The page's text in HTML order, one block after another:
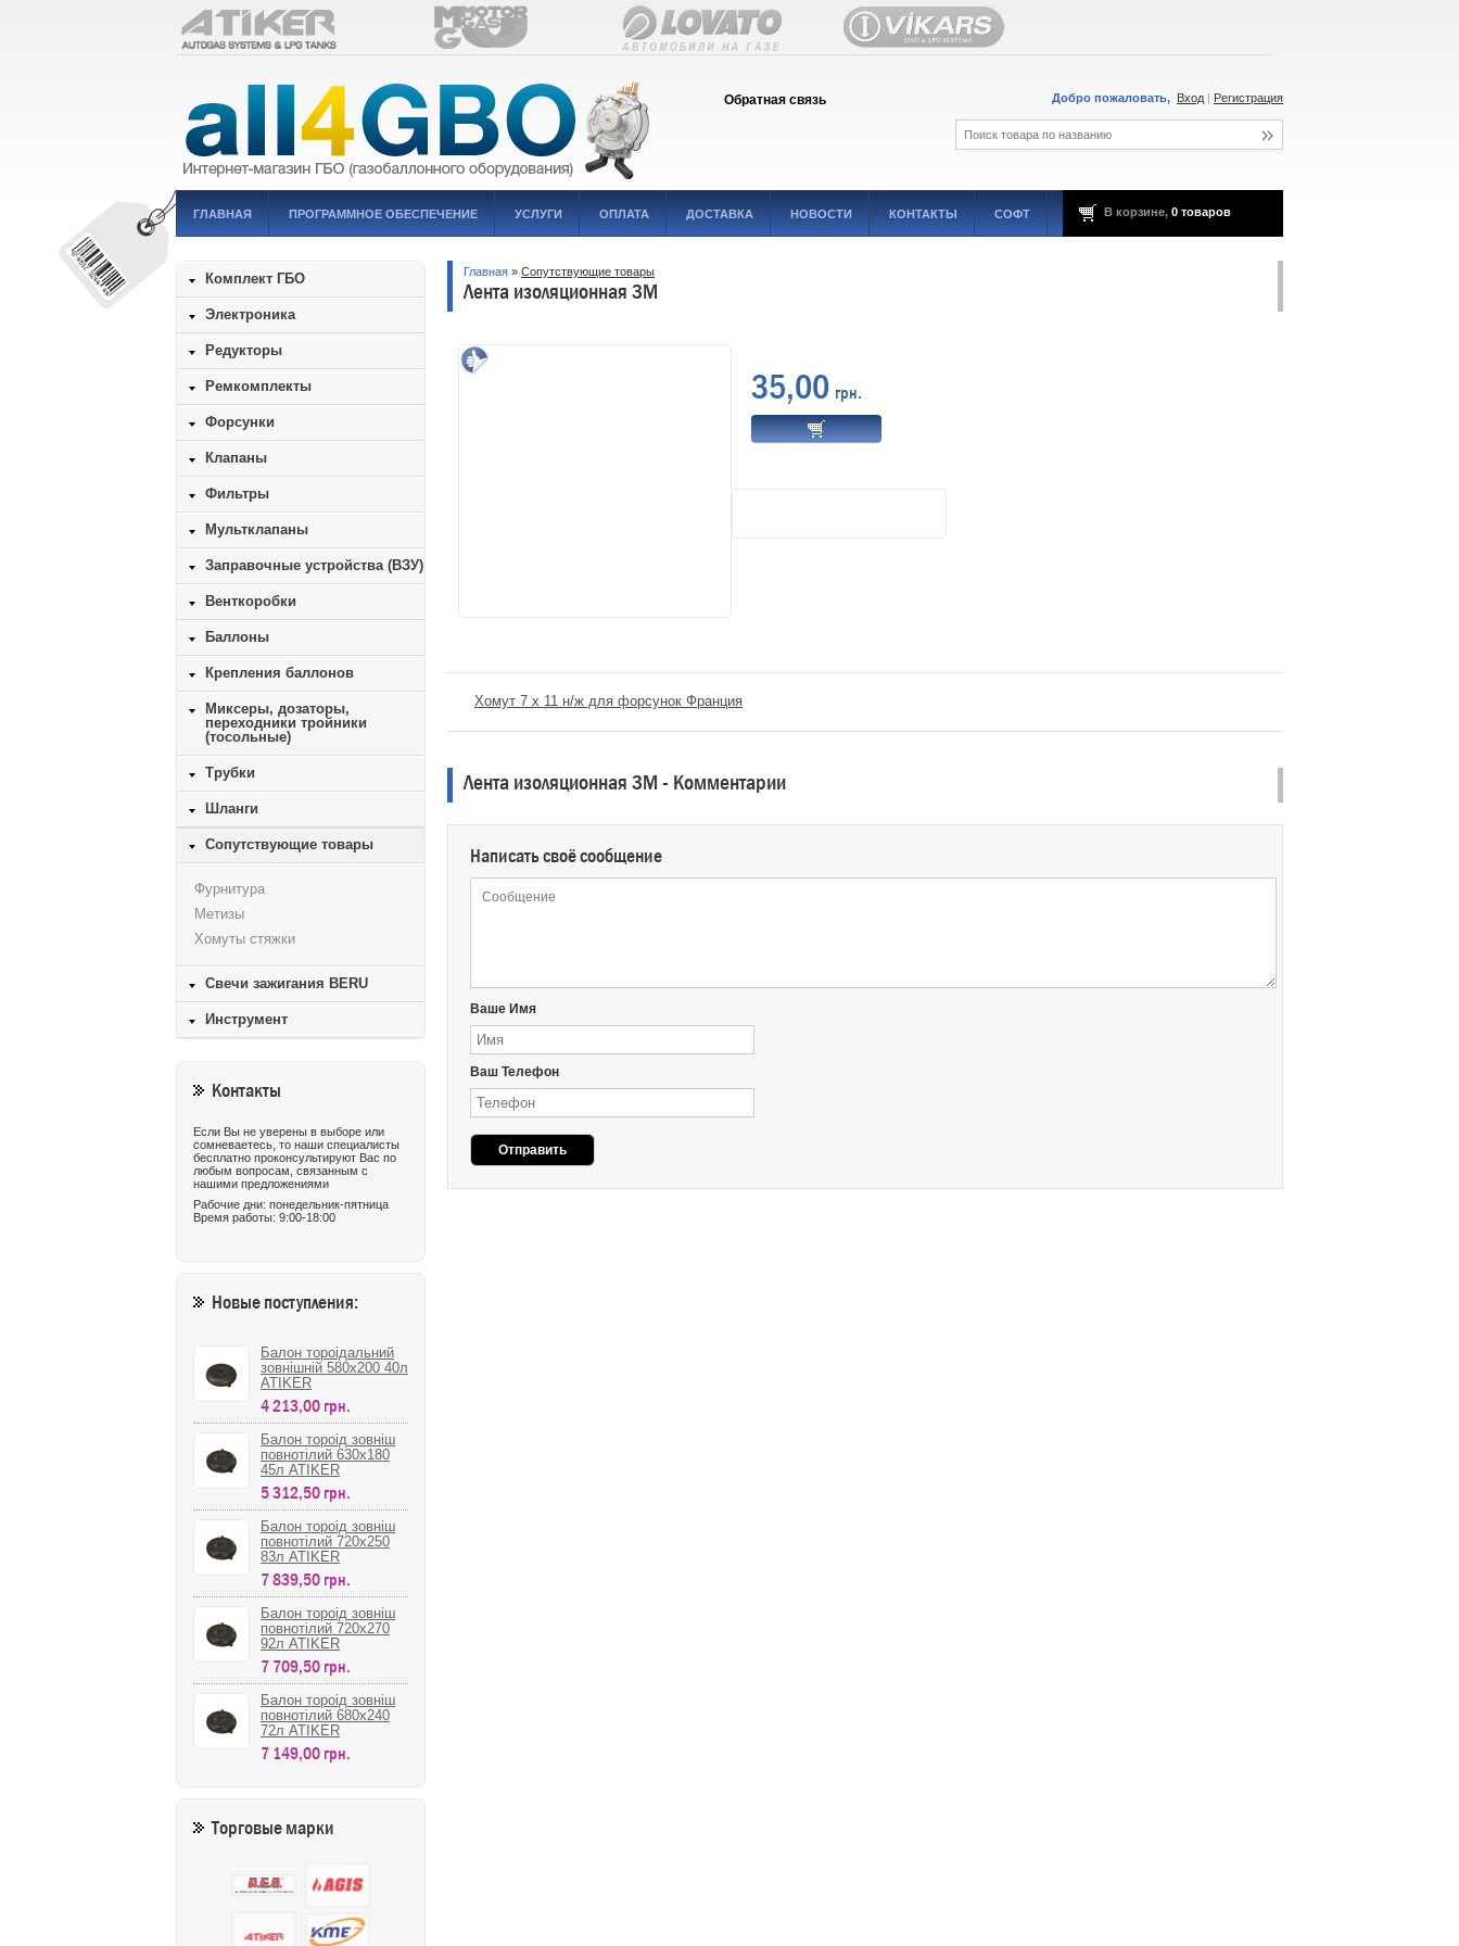
Обратная связь Добро пожаловать, Вход | Регистрация
В корзине, 0 товаров
ГЛАВНАЯ ПРОГРАММНОЕ ОБЕСПЕЧЕНИЕ УСЛУГИ ОПЛАТА ДОСТАВКА НОВОСТИ КОНТАКТЫ СОФТ
Главная » Сопутствующие товары
Лента изоляционная 3М
35,00 грн.
Хомут 7 x 11 н/ж для форсунок Франция
Лента изоляционная 3М - Комментарии
Написать своё сообщение
Ваше Имя
Ваш Телефон
Отправить
Комплект ГБО
Электроника
Редукторы
Ремкомплекты
Форсунки
Клапаны
Фильтры
Мультклапаны
Заправочные устройства (ВЗУ)
Венткоробки
Баллоны
Крепления баллонов
Миксеры, дозаторы,
переходники тройники
(тосольные)
Трубки
Шланги
Сопутствующие товары
Фурнитура
Метизы
Хомуты стяжки
Свечи зажигания BERU
Инструмент
Контакты
Если Вы не уверены в выборе или
сомневаетесь, то наши специалисты
бесплатно проконсультируют Вас по
любым вопросам, связанным с
нашими предложениями
Рабочие дни: понедельник-пятница
Время работы: 9:00-18:00
Новые поступления:
Балон тороідальний
зовнішній 580х200 40л
ATIKER
4 213,00 грн.
Балон тороід зовніш
повнотілий 630х180
45л ATIKER
5 312,50 грн.
Балон тороід зовніш
повнотілий 720х250
83л ATIKER
7 839,50 грн.
Балон тороід зовніш
повнотілий 720х270
92л ATIKER
7 709,50 грн.
Балон тороід зовніш
повнотілий 680х240
72л ATIKER
7 149,00 грн.
Торговые марки